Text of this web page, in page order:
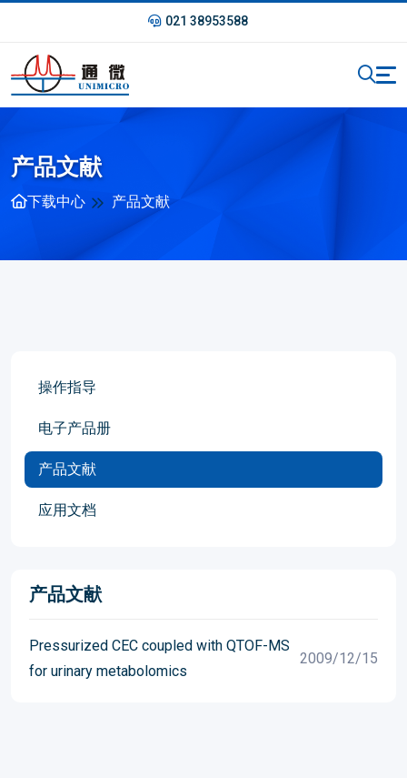
021 38953588
产品文献
下载中心 产品文献
操作指导
电子产品册
产品文献
应用文档
产品文献
Pressurized CEC coupled with QTOF-MS
for urinary metabolomics
2009/12/15